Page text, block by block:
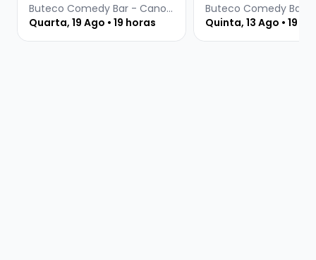
Buteco Comedy Bar - Canoas
Quarta, 19 Ago • 19 horas
Quinta, 13 Ago • 19